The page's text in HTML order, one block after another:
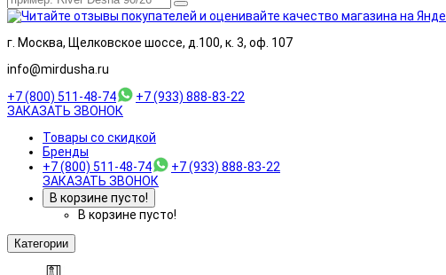
г. Москва, Щелковское шоссе, д.100, к. 3, оф. 107
info@mirdusha.ru
+7 (800) 511-48-74
+7 (933) 888-83-22
ЗАКАЗАТЬ ЗВОНОК
Товары со скидкой
Бренды
+7 (800) 511-48-74
+7 (933) 888-83-22
ЗАКАЗАТЬ ЗВОНОК
В корзине пусто!
В корзине пусто!
Категории